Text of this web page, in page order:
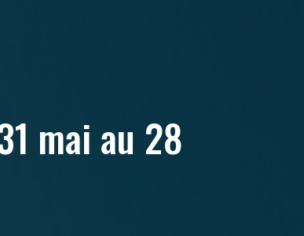
mai au 28